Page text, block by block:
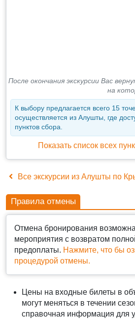
После окончания экскурсии Вас
на
К выбору предлагается всего 15
осуществляется из Алушты, где
пунктов сбора.
Показать список всех
Все экскурсии из Алушты по
Правила отмены
Отмена бронирования
мероприятия с возвратом
предоплаты. Нажмите, что бы
процедурой отмены.
Цены на входные билеты в
могут меняться в течении
справочная информация для